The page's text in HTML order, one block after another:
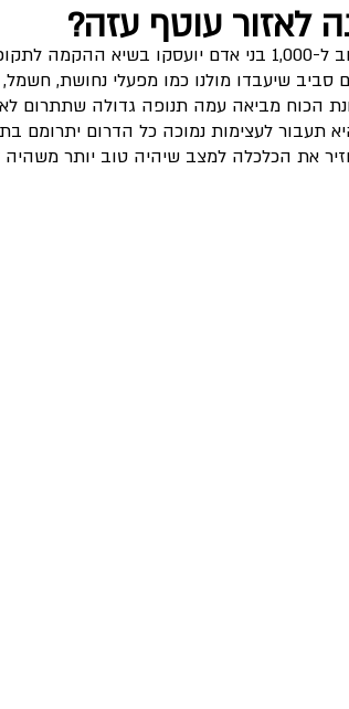
לאזור עוטף עזה?
"עם הקמת דוראד 2 אנחנו נייצר המון מקומות עבודה – קרוב ל-1,000 בני אדם יועסקו בשיא
שיעבדו מולנו כמו מפעלי נחושת, חשמל,
הכוח מביאה עמה תנופה גדולה שתתרום
לעצימות נמוכה כל הדרום יתרומם
את הכלכלה למצב שיהיה טוב יותר משהיה